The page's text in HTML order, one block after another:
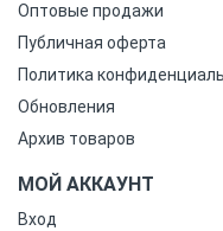
Оптовые продажи
Публичная оферта
Политика
Обновления
Архив товаров
МОЙ АККАУНТ
Вход